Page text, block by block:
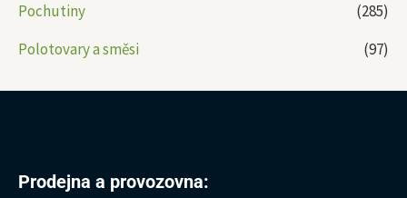
Pochutiny
(285)
Polotovary a směsi
(97)
Prodejna a provozovna: